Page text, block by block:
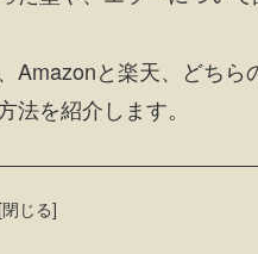
と楽天、どちら
を紹介します。